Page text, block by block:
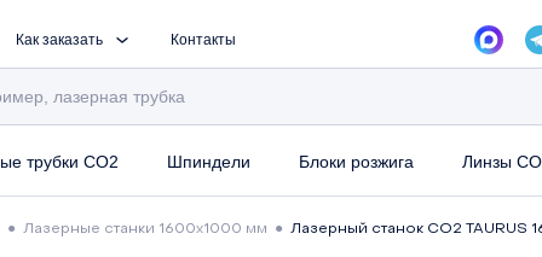
Как заказать Контакты
трубки CO2 Шпиндели Блоки розжига Линзы
● Лазерные станки 1600х1000 мм ● Лазерный станок СО2 TAURUS